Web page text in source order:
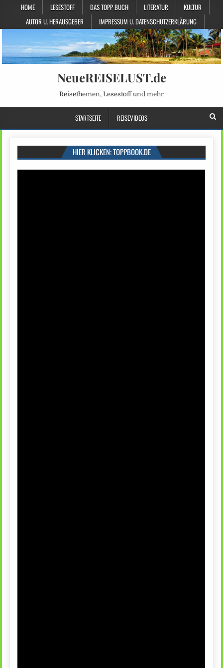
HOME LESESTOFF DAS TOPP BUCH LITERATUR
KULTUR
AUTOR U. HERAUSGEBER
IMPRESSUM U. DATENSCHUTZERKLÄRUNG
NeueREISELUST.de
Reisethemen, Lesestoff und mehr
STARTSEITE REISEVIDEOS
HIER KLICKEN: TOPPBOOK.DE